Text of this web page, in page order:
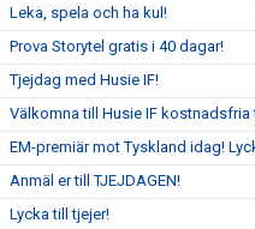
Leka, spela och ha kul!
Prova Storytel gratis i 40 dagar!
Tjejdag med Husie IF!
Välkomna till Husie IF
EM-premiär mot Tyskland idag!
Anmäl er till TJEJDAGEN!
Lycka till tjejer!